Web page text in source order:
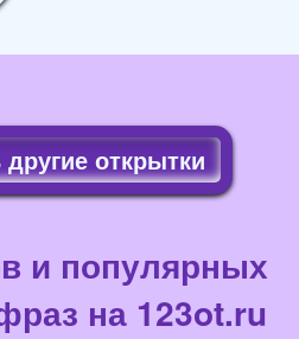
открытки
и популярных
на 123ot.ru